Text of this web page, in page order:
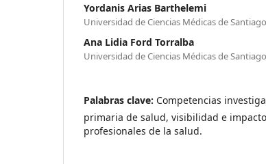
Yordanis Arias Barthelemi
Universidad de Ciencias Médicas de
Ana Lidia Ford Torralba
Universidad de Ciencias Médicas de
Palabras clave: Competencias
primaria de salud, visibilidad e
profesionales de la salud.